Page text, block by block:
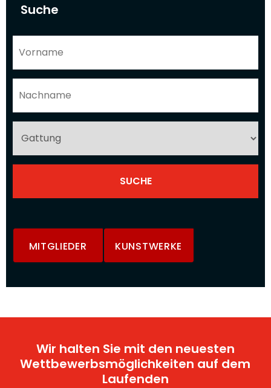
Suche
MITGLIEDER KUNSTWERKE
Wir halten Sie mit den neuesten
Wettbewerbsmöglichkeiten auf dem
Laufenden